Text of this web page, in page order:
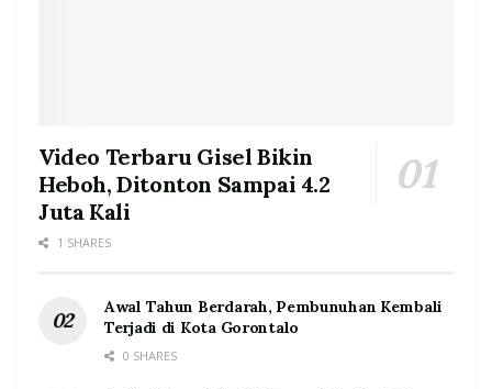
Video Terbaru Gisel Bikin
Heboh, Ditonton Sampai 4.2
Juta Kali
1 SHARES
Awal Tahun Berdarah, Pembunuhan Kembali
Terjadi di Kota Gorontalo
0 SHARES